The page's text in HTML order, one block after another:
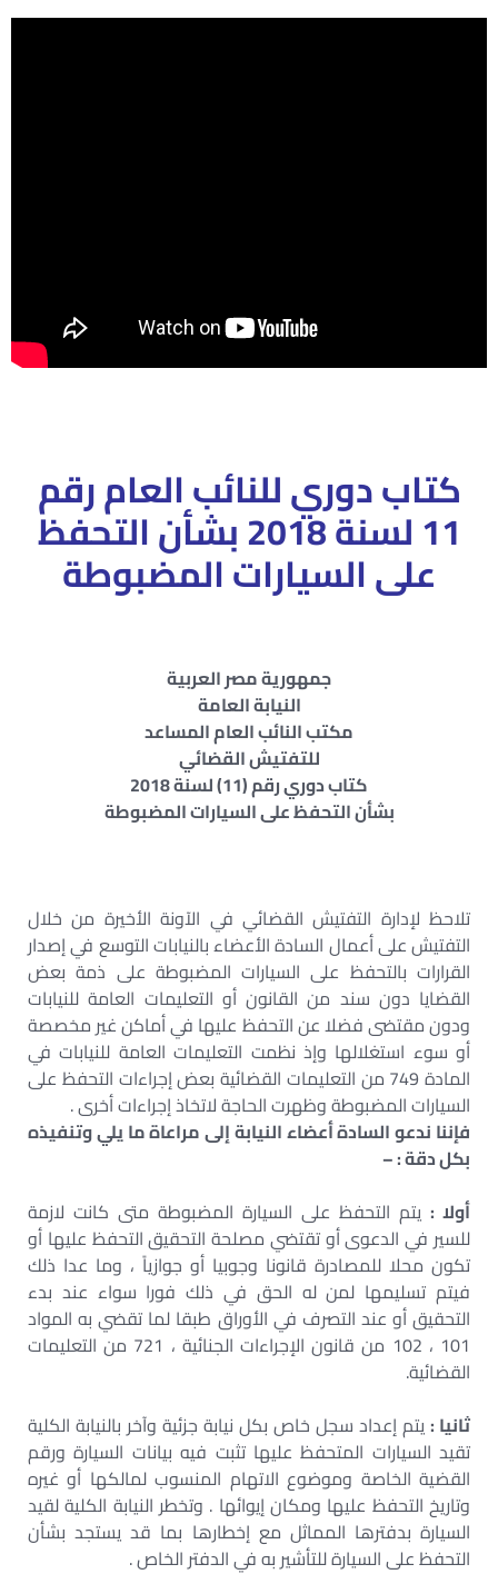
كتاب دوري للنائب العام رقم
11 لسنة 2018 بشأن التحفظ
على السيارات المضبوطة
جمهورية مصر العربية
النيابة العامة
مكتب النائب العام المساعد
للتفتيش القضائي
كتاب دوري رقم (11) لسنة 2018
بشأن التحفظ على السيارات المضبوطة
تلاحظ لإدارة التفتيش القضائي في الآونة الأخيرة من خلال
التفتيش على أعمال السادة الأعضاء بالنيابات التوسع في إصدار
القرارات بالتحفظ على السيارات المضبوطة على ذمة بعض
القضايا دون سند من القانون أو التعليمات العامة للنيابات
ودون مقتضى فضلا عن التحفظ عليها في أماكن غير مخصصة
أو سوء استغلالها وإذ نظمت التعليمات العامة للنيابات في
المادة 749 من التعليمات القضائية بعض إجراءات التحفظ على
السيارات المضبوطة وظهرت الحاجة لاتخاذ إجراءات أخرى .
فإننا ندعو السادة أعضاء النيابة إلى مراعاة ما يلي وتنفيذه
بكل دقة : –
أولا : يتم التحفظ على السيارة المضبوطة متى كانت لازمة
للسير في الدعوى أو تقتضي مصلحة التحقيق التحفظ عليها أو
تكون محلا للمصادرة قانونا وجوبيا أو جوازياً ، وما عدا ذلك
فيتم تسليمها لمن له الحق في ذلك فورا سواء عند بدء
التحقيق أو عند التصرف في الأوراق طبقا لما تقضي به المواد
101 ، 102 من قانون الإجراءات الجنائية ، 721 من التعليمات
القضائية.
ثانيا :يتم إعداد سجل خاص بكل نيابة جزئية وآخر بالنيابة الكلية
تقيد السيارات المتحفظ عليها تثبت فيه بيانات السيارة ورقم
القضية الخاصة وموضوع الاتهام المنسوب لمالكها أو غيره
وتاريخ التحفظ عليها ومكان إيوائها . وتخطر النيابة الكلية لقيد
السيارة بدفترها المماثل مع إخطارها بما قد يستجد بشأن
التحفظ على السيارة للتأشير به في الدفتر الخاص .